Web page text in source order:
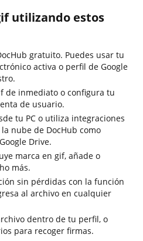
utilizando estos
gratuito. Puedes usar tu
activa o perfil de Google
de inmediato o configura tu
de usuario.
tu PC o utiliza integraciones
nube de DocHub como
Drive.
marca en gif, añade o
más.
sin pérdidas con la función
al archivo en cualquier
dentro de tu perfil, o
para recoger firmas.